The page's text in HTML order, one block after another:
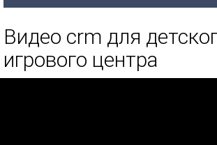
Видео crm для
игрового центра